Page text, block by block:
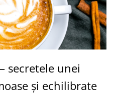
secretele unei
și echilibrate